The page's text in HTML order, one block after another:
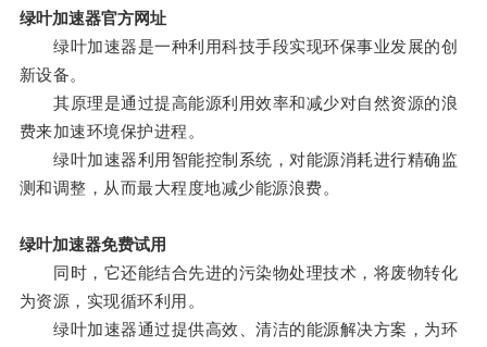
绿叶加速器官方网址
绿叶加速器是一种利用科技手段实现环保事业发展的创
新设备。
其原理是通过提高能源利用效率和减少对自然资源的浪
费来加速环境保护进程。
绿叶加速器利用智能控制系统，对能源消耗进行精确监
测和调整，从而最大程度地减少能源浪费。
绿叶加速器免费试用
同时，它还能结合先进的污染物处理技术，将废物转化
为资源，实现循环利用。
绿叶加速器通过提供高效、清洁的能源解决方案，为环